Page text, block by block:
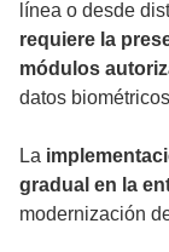
línea o desde
requiere la
módulos
datos
La
gradual en la
modernización